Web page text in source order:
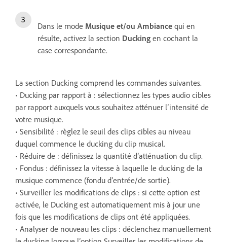
Dans le mode Musique et/ou Ambiance qui en
résulte, activez la section Ducking en cochant la
case correspondante.
La section Ducking comprend les commandes suivantes.
• Ducking par rapport à : sélectionnez les types audio cibles
par rapport auxquels vous souhaitez atténuer l’intensité de
votre musique.
• Sensibilité : règlez le seuil des clips cibles au niveau
duquel commence le ducking du clip musical.
• Réduire de : définissez la quantité d’atténuation du clip.
• Fondus : définissez la vitesse à laquelle le ducking de la
musique commence (fondu d’entrée/de sortie).
• Surveiller les modifications de clips : si cette option est
activée, le Ducking est automatiquement mis à jour une
fois que les modifications de clips ont été appliquées.
• Analyser de nouveau les clips : déclenchez manuellement